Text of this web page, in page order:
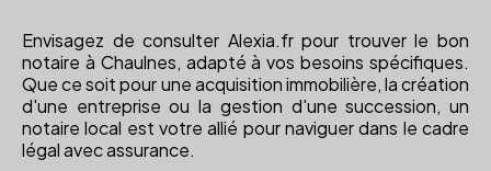
Envisagez de consulter Alexia.fr pour trouver le bon
notaire à Chaulnes, adapté à vos besoins spécifiques.
Que ce soit pour une acquisition immobilière, la création
d'une entreprise ou la gestion d'une succession, un
notaire local est votre allié pour naviguer dans le cadre
légal avec assurance.